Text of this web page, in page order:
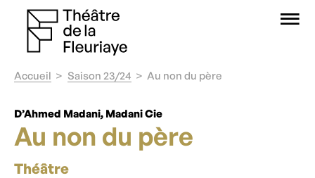
Accueil Saison 23/24 Au non du père
D’Ahmed Madani, Madani Cie
Au non du père
Théâtre